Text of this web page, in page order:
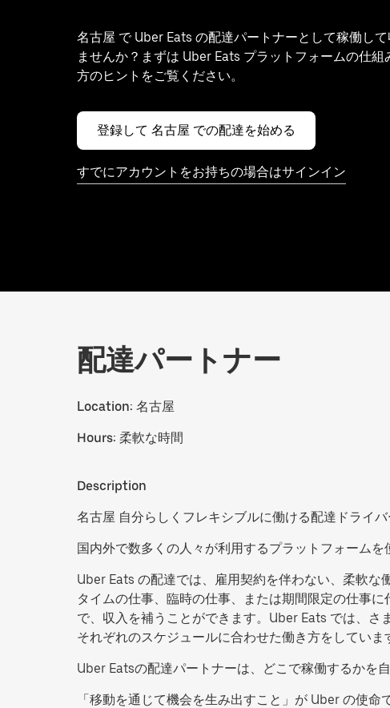
名古屋 で Uber Eats の配達パートナーとして稼働し
ませんか？まずは Uber Eats プラットフォームの仕組
方のヒントをご覧ください。
登録して 名古屋 での配達を始める
すでにアカウントをお持ちの場合はサインイン
配達パートナー
Location: 名古屋
Hours: 柔軟な時間
Description
名古屋 自分らしくフレキシブルに働ける配達ドライ
国内外で数多くの人々が利用するプラットフォーム
Uber Eats の配達では、雇用契約を伴わない、柔軟
タイムの仕事、臨時の仕事、または期間限定の仕事
で、収入を補うことができます。Uber Eats では、さ
それぞれのスケジュールに合わせた働き方をしていま
Uber Eatsの配達パートナーは、どこで稼働するかを
「移動を通じて機会を生み出すこと」が Uber の使